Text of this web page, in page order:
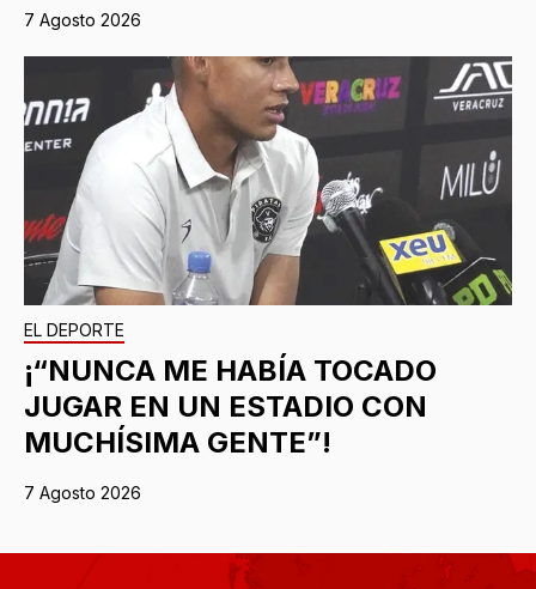
7 Agosto 2026
EL DEPORTE
¡“NUNCA ME HABÍA TOCADO
JUGAR EN UN ESTADIO CON
MUCHÍSIMA GENTE”!
7 Agosto 2026